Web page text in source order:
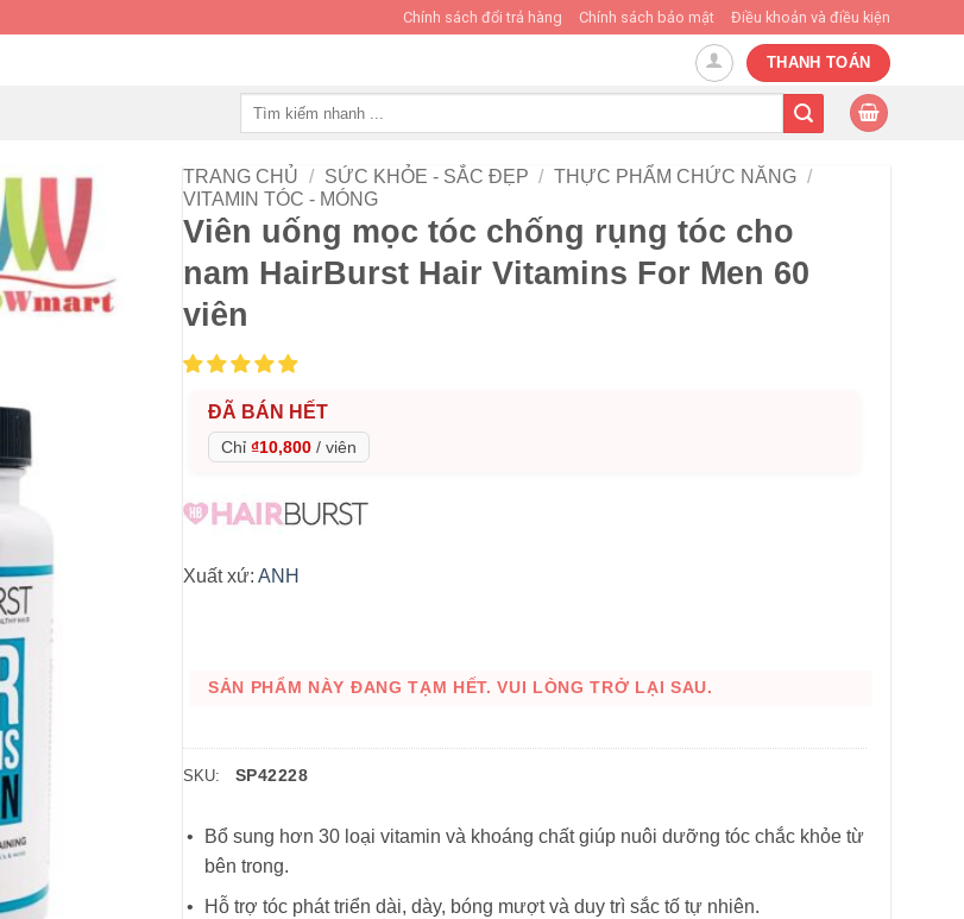
Chính sách đổi trả hàng Chính sách bảo mật Điều khoản và điều kiện
THANH TOÁN
TRANG CHỦ / SỨC KHỎE - SẮC ĐẸP / THỰC PHẨM CHỨC NĂNG /
VITAMIN TÓC - MÓNG
Viên uống mọc tóc chống rụng tóc cho
nam HairBurst Hair Vitamins For Men 60
viên
ĐÃ BÁN HẾT
Chỉ ₫10,800 / viên
Xuất xứ: ANH
SẢN PHẨM NÀY ĐANG TẠM HẾT. VUI LÒNG TRỞ LẠI SAU.
SKU: SP42228
Bổ sung hơn 30 loại vitamin và khoáng chất giúp nuôi dưỡng tóc chắc khỏe từ
bên trong.
Hỗ trợ tóc phát triển dài, dày, bóng mượt và duy trì sắc tố tự nhiên.